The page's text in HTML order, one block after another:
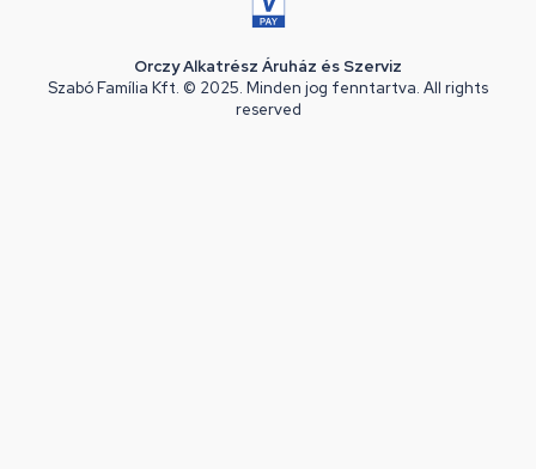
Orczy Alkatrész Áruház és Szerviz
Szabó Família Kft. © 2025. Minden jog fenntartva. All rights
reserved